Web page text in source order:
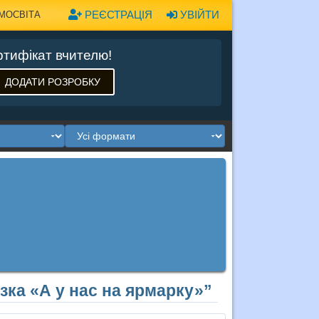
УВІЙТИ
РЕЄСТРАЦІЯ
вчителю!
ДОДАТИ РОЗРОБКУ
«А у нас на ярмарку»”